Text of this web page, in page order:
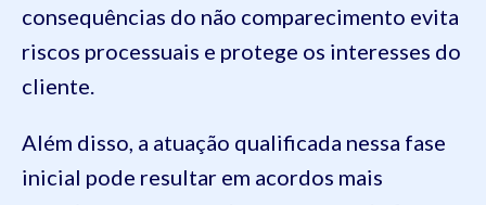
consequências do não comparecimento evita
riscos processuais e protege os interesses do
cliente.
Além disso, a atuação qualificada nessa fase
inicial pode resultar em acordos mais